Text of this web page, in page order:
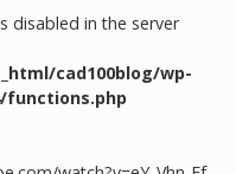
disabled in the server
cad100blog/wp-
functions.php